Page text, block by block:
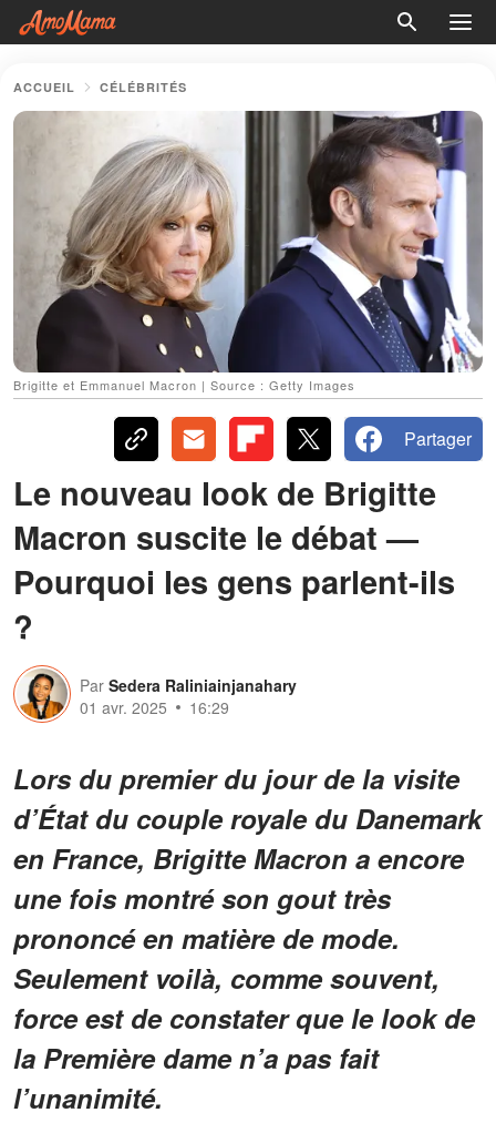
ACCUEIL CÉLÉBRITÉS
Brigitte et Emmanuel Macron | Source : Getty Images
Partager
Le nouveau look de Brigitte
Macron suscite le débat —
Pourquoi les gens parlent-ils
?
Par Sedera Raliniainjanahary
01 avr. 2025
16:29
Lors du premier du jour de la visite
d’État du couple royale du Danemark
en France, Brigitte Macron a encore
une fois montré son gout très
prononcé en matière de mode.
Seulement voilà, comme souvent,
force est de constater que le look de
la Première dame n’a pas fait
l’unanimité.